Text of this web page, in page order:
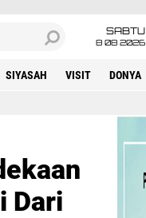
SABTU
8 08 2026
SIYASAH VISIT DONYA
Dari